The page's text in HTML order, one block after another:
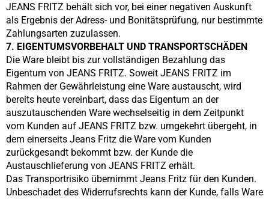
JEANS FRITZ behält sich vor, bei einer negativen Auskunft
als Ergebnis der Adress- und Bonitätsprüfung, nur bestimmte
Zahlungsarten zuzulassen.
7. EIGENTUMSVORBEHALT UND TRANSPORTSCHÄDEN
Die Ware bleibt bis zur vollständigen Bezahlung das
Eigentum von JEANS FRITZ. Soweit JEANS FRITZ im
Rahmen der Gewährleistung eine Ware austauscht, wird
bereits heute vereinbart, dass das Eigentum an der
auszutauschenden Ware wechselseitig in dem Zeitpunkt
vom Kunden auf JEANS FRITZ bzw. umgekehrt übergeht, in
dem einerseits Jeans Fritz die Ware vom Kunden
zurückgesandt bekommt bzw. der Kunde die
Austauschlieferung von JEANS FRITZ erhält.
Das Transportrisiko übernimmt Jeans Fritz für den Kunden.
Unbeschadet des Widerrufsrechts kann der Kunde, falls Ware